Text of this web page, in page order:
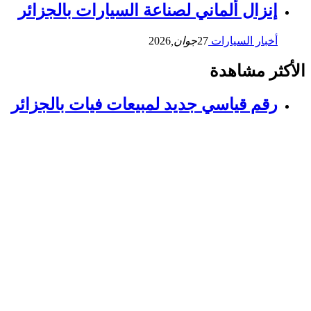
إنزال ألماني لصناعة السيارات بالجزائر
أخبار السيارات 27جوان, 2026
الأكثر مشاهدة
رقم قياسي جديد لمبيعات فيات بالجزائر